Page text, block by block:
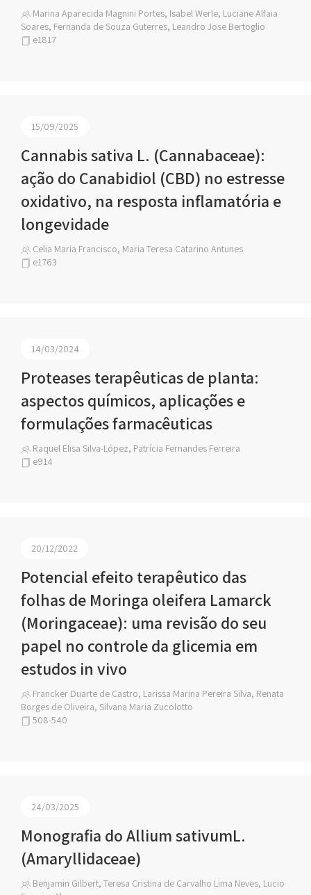
Marina Aparecida Magnini Portes, Isabel Werle, Luciane Alfaia
Soares, Fernanda de Souza Guterres, Leandro Jose Bertoglio
e1817
15/09/2025
Cannabis sativa L. (Cannabaceae):
ação do Canabidiol (CBD) no estresse
oxidativo, na resposta inflamatória e
longevidade
Celia Maria Francisco, Maria Teresa Catarino Antunes
e1763
14/03/2024
Proteases terapêuticas de planta:
aspectos químicos, aplicações e
formulações farmacêuticas
Raquel Elisa Silva-López, Patrícia Fernandes Ferreira
e914
20/12/2022
Potencial efeito terapêutico das
folhas de Moringa oleifera Lamarck
(Moringaceae): uma revisão do seu
papel no controle da glicemia em
estudos in vivo
Francker Duarte de Castro, Larissa Marina Pereira Silva, Renata
Borges de Oliveira, Silvana Maria Zucolotto
508-540
24/03/2025
Monografia do Allium sativumL.
(Amaryllidaceae)
Benjamin Gilbert, Teresa Cristina de Carvalho Lima Neves, Lucio